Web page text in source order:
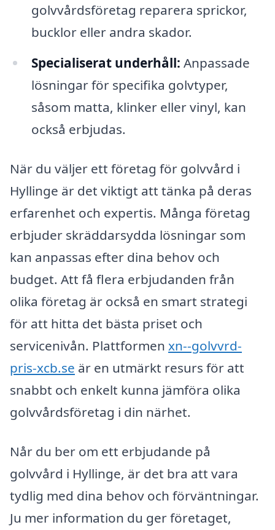
golvvårdsföretag reparera sprickor,
bucklor eller andra skador.
Specialiserat underhåll: Anpassade
lösningar för specifika golvtyper,
såsom matta, klinker eller vinyl, kan
också erbjudas.
När du väljer ett företag för golvvård i
Hyllinge är det viktigt att tänka på deras
erfarenhet och expertis. Många företag
erbjuder skräddarsydda lösningar som
kan anpassas efter dina behov och
budget. Att få flera erbjudanden från
olika företag är också en smart strategi
för att hitta det bästa priset och
servicenivån. Plattformen xn--golvvrd-
pris-xcb.se är en utmärkt resurs för att
snabbt och enkelt kunna jämföra olika
golvvårdsföretag i din närhet.
Når du ber om ett erbjudande på
golvvård i Hyllinge, är det bra att vara
tydlig med dina behov och förväntningar.
Ju mer information du ger företaget,